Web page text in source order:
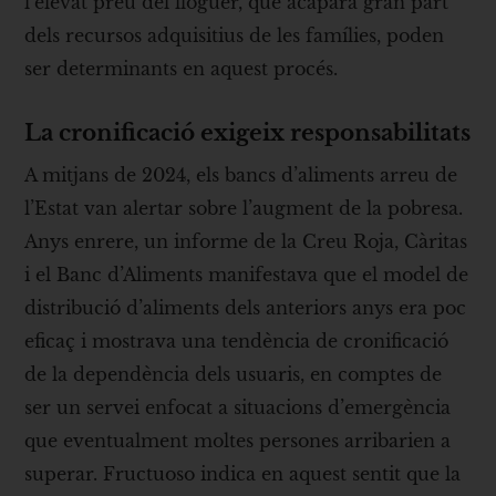
dels recursos adquisitius de les famílies, poden
ser determinants en aquest procés.
La cronificació exigeix responsabilitats
A mitjans de 2024, els bancs d’aliments arreu de
l’Estat van alertar sobre l’augment de la pobresa.
Anys enrere, un informe de la Creu Roja, Càritas
i el Banc d’Aliments manifestava que el model de
distribució d’aliments dels anteriors anys era poc
eficaç i mostrava una tendència de cronificació
de la dependència dels usuaris, en comptes de
ser un servei enfocat a situacions d’emergència
que eventualment moltes persones arribarien a
superar. Fructuoso indica en aquest sentit que la